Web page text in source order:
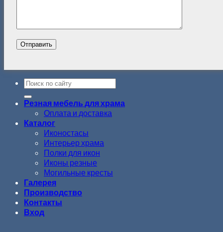
Резная мебель для храма
Оплата и доставка
Каталог
Иконостасы
Интерьер храма
Полки для икон
Иконы резные
Могильные кресты
Галерея
Производство
Контакты
Вход